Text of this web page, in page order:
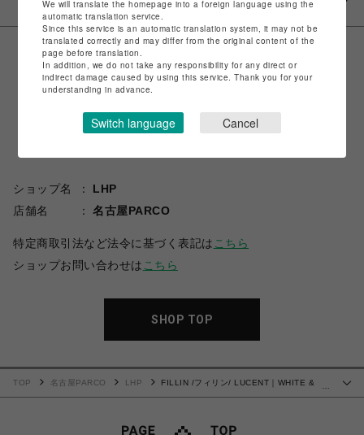
ショップ名
LHP
店舗名
名古屋PARCO
特定商取引法など法令に基づく表記は こちら
ショップお問い合わせは こちら
SHOP TOP
…
TOP 名古屋PARCO LHP
FILLIN /フィリン/ LUCENT｜WHITE &
We will translate the homepage into a foreign language using the
automatic translation service.
Since this service is an automatic translation system, it may not be
translated correctly and may differ from the original content of the
page before translation.
In addition, we do not take any responsibility for any direct or
indirect damage caused by using this service. Thank you for your
understanding in advance.
Switch language Cancel